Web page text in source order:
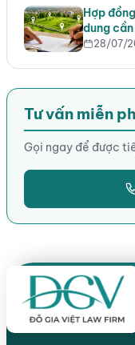
Hợp
dung
28/07/
Tư vấn miễn
Gọi ngay để được